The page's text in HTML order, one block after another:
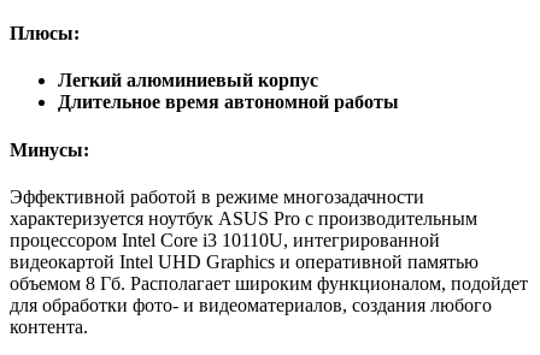
Плюсы:
Легкий алюминиевый корпус
Длительное время автономной работы
Минусы:
Эффективной работой в режиме многозадачности
характеризуется ноутбук ASUS Pro с производительным
процессором Intel Core i3 10110U, интегрированной
видеокартой Intel UHD Graphics и оперативной памятью
объемом 8 Гб. Располагает широким функционалом, подойдет
для обработки фото- и видеоматериалов, создания любого
контента.